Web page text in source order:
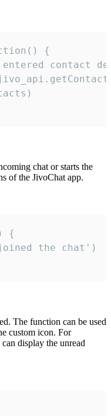
{
contact
chat or starts the
of the JivoChat app.
{
The function can be used
custom icon. For
display the unread